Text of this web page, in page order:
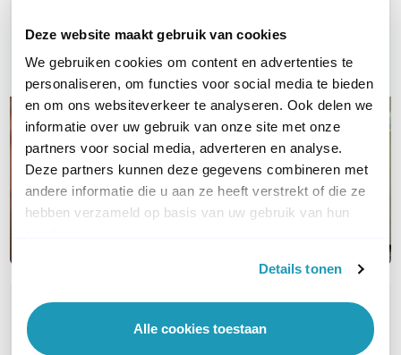
Deze website maakt gebruik van cookies
We gebruiken cookies om content en advertenties te
personaliseren, om functies voor social media te bieden
en om ons websiteverkeer te analyseren. Ook delen we
informatie over uw gebruik van onze site met onze
partners voor social media, adverteren en analyse.
Deze partners kunnen deze gegevens combineren met
andere informatie die u aan ze heeft verstrekt of die ze
hebben verzameld op basis van uw gebruik van hun
Details tonen
Alle cookies toestaan
E-mail
OVER DIT PRODUCT
Veelgestelde vragen